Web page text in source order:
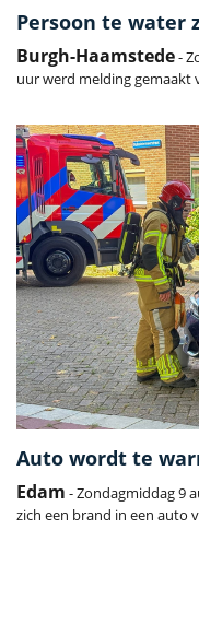
Persoon te water
Burgh-Haamstede-
uur werd melding gemaakt
Auto wordt te
Edam - Zondagmiddag 9
zich een brand in een auto